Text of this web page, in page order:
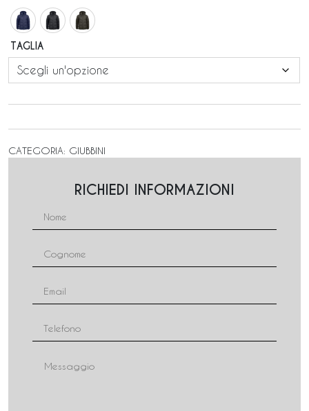
TAGLIA
CATEGORIA: GIUBBINI
RICHIEDI INFORMAZIONI